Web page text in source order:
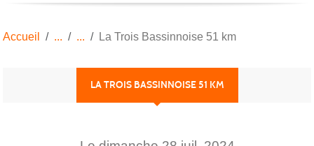
Accueil La Trois Bassinnoise 51 km
LA TROIS BASSINNOISE 51 KM